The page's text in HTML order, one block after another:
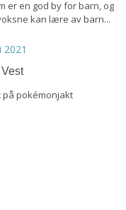
er en god by for barn, og
kan lære av barn...
2021
på pokémonjakt